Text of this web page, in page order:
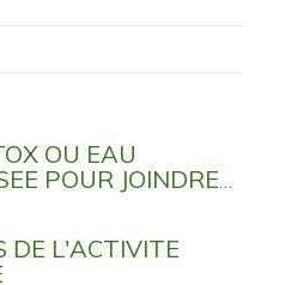
OU EAU
POUR JOINDRE
DE L'ACTIVITE